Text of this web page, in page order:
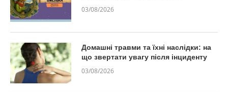
03/08/2026
Домашні травми та їхні наслідки: на
що звертати увагу після інциденту
03/08/2026